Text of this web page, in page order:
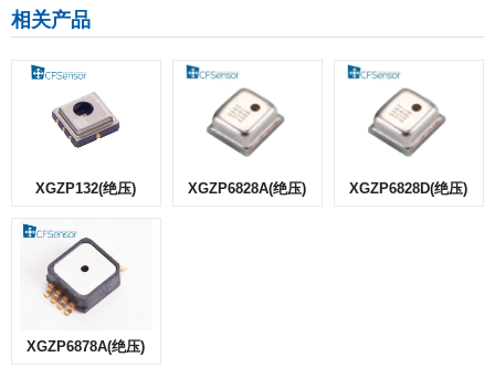
相关产品
XGZP132(绝压) XGZP6828A(绝压) XGZP6828D(绝压)
XGZP6878A(绝压)